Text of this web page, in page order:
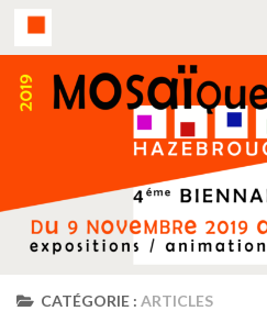
CATÉGORIE : ARTICLES